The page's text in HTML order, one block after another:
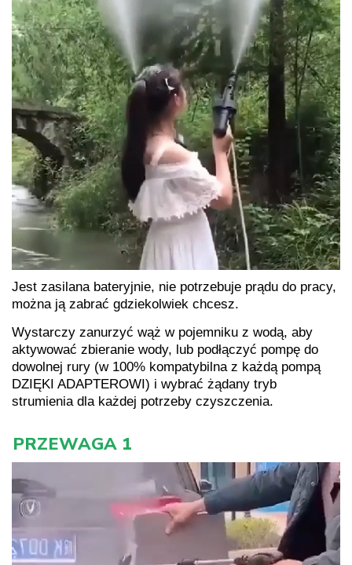
Jest zasilana bateryjnie, nie potrzebuje prądu do pracy,
można ją zabrać gdziekolwiek chcesz.
Wystarczy zanurzyć wąż w pojemniku z wodą, aby
aktywować zbieranie wody, lub podłączyć pompę do
dowolnej rury (w 100% kompatybilna z każdą pompą
DZIĘKI ADAPTEROWI) i wybrać żądany tryb
strumienia dla każdej potrzeby czyszczenia.
PRZEWAGA 1